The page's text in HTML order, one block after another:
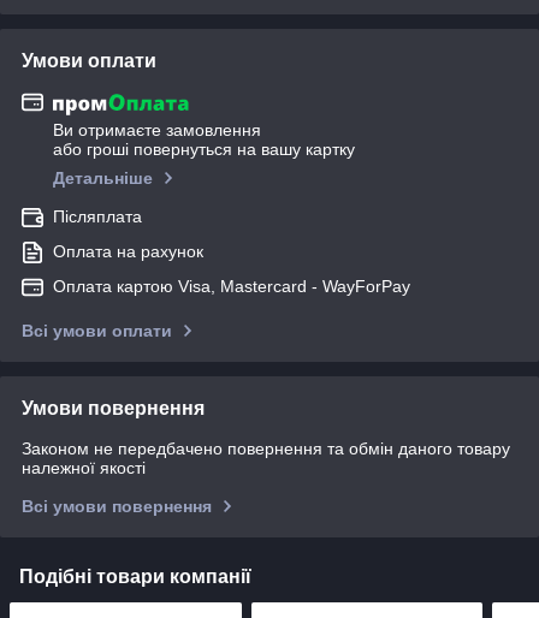
Умови оплати
Ви отримаєте замовлення
або гроші повернуться на вашу картку
Детальніше
Післяплата
Оплата на рахунок
Оплата картою Visa, Mastercard - WayForPay
Всі умови оплати
Умови повернення
Законом не передбачено повернення та обмін даного товару
належної якості
Всі умови повернення
Подібні товари компанії